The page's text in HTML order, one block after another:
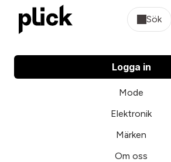
Sök
Logga in
Mode
Elektronik
Märken
Om oss